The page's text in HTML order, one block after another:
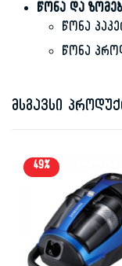
წონა და
წონა
წონა
მსგავსი
49%